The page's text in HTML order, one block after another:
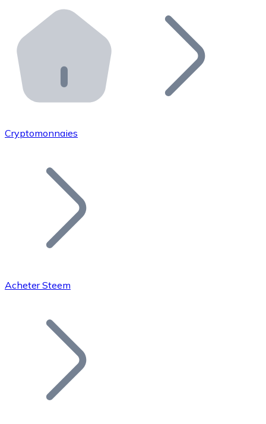
Distributeurs automatiques Bitnovo
Intégrez un ATM Bitnovo dans votre entreprise et
API Bitnovo
Intégrez notre API dans votre écosystème.
Rejoignez notre réseau de distributeurs et
Ajoutez le token de votre projet à notre service
Bitcoin
Cryptomonnaies
Acheter Steem